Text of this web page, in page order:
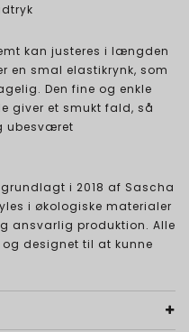
kan justeres i længden
en smal elastikrynk, som
Den fine og enkle
giver et smukt fald, så
ubesværet
i 2018 af Sascha
i økologiske materialer
ansvarlig produktion. Alle
og designet til at kunne